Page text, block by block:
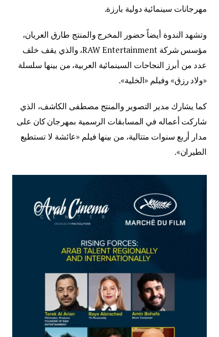
مهرجانات سينمائية دولية بارزة.
وتشهد الندوة أيضاً حضور المخرج والمنتج طارق العريان،
مؤسس شركة RAW Entertainment، والذي يقف خلف
عدد من أبرز النجاحات السينمائية العربية، من بينها سلسلة
«ولاد رزق» وفيلم «الخلية».
كما يشارك مدير التصوير والمنتج مصطفى الكاشف، الذي
شاركت أعماله في المسابقات الرسمية بمهرجان كان على
مدار أربع سنوات متتالية، من بينها فيلم «عائشة لا تستطيع
الطيران».